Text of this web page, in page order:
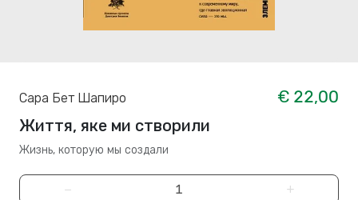
Сара Бет Шапиро
€ 22,00
Життя, яке ми створили
Жизнь, которую мы создали
− +